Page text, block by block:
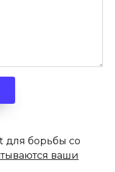
для борьбы со
ваши